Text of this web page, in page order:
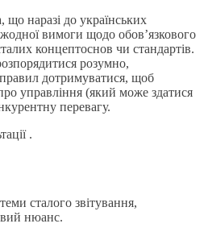
що наразі до українських
вимоги щодо обов’язкового
концептоснов чи стандартів.
розумно,
дотримуватися, щоб
управління (який може здатися
перевагу.
.
сталого звітування,
нюанс.